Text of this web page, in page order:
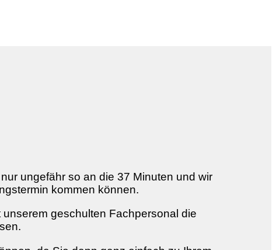
ungefähr so an die 37 Minuten und wir
kommen können.
geschulten Fachpersonal die